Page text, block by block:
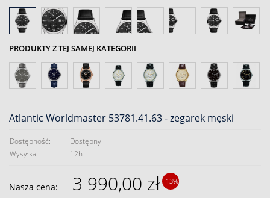
PRODUKTY Z TEJ SAMEJ KATEGORII
Atlantic Worldmaster 53781.41.63 - zegarek męski
Dostępność:
Dostępny
Wysyłka
12h
Nasza cena: 3 990,00 zł -13%